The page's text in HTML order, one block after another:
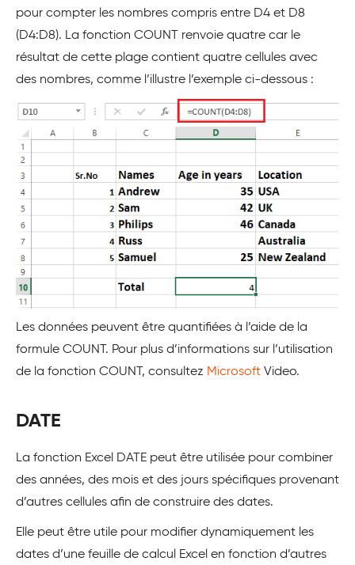
pour compter les nombres compris entre D4 et D8
(D4:D8). La fonction COUNT renvoie quatre car le
résultat de cette plage contient quatre cellules avec
des nombres, comme l’illustre l’exemple ci-dessous :
Les données peuvent être quantifiées à l’aide de la
formule COUNT. Pour plus d’informations sur l’utilisation
de la fonction COUNT, consultez Microsoft Video.
DATE
La fonction Excel DATE peut être utilisée pour combiner
des années, des mois et des jours spécifiques provenant
d’autres cellules afin de construire des dates.
Elle peut être utile pour modifier dynamiquement les
dates d’une feuille de calcul Excel en fonction d’autres